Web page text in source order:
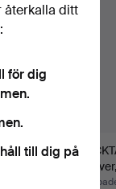
återkalla ditt
för dig
till dig på